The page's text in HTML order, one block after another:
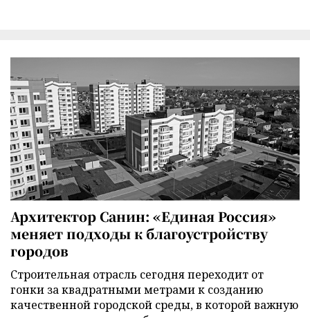
Архитектор Санин: «Единая Россия»
меняет подходы к благоустройству
городов
Строительная отрасль сегодня переходит от
гонки за квадратными метрами к созданию
качественной городской среды, в которой важную